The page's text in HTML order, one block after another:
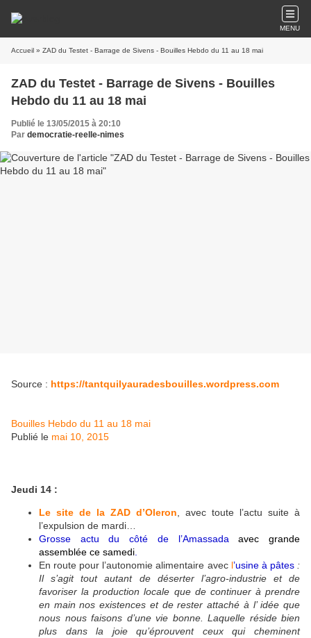
MENU
Accueil » ZAD du Testet - Barrage de Sivens - Bouilles Hebdo du 11 au 18 mai
ZAD du Testet - Barrage de Sivens - Bouilles
Hebdo du 11 au 18 mai
Publié le 13/05/2015 à 20:10
Par democratie-reelle-nimes
Source : https://tantquilyauradesbouilles.wordpress.com
Bouilles Hebdo du 11 au 18 mai
Publié le mai 10, 2015
Jeudi 14 :
Le site de la ZAD d’Oleron , avec toute l’actu suite à
l’expulsion de mardi…
Grosse actu du côté de l’Amassada
avec grande
assemblée ce samedi
En route pour l’autonomie alimentaire avec l’usine à pâtes :
Il s’agit tout autant de déserter l’agro-industrie et de
favoriser la production locale que de continuer à prendre
en main nos existences et de rester attaché à l’ idée que
nous nous faisons d’une vie bonne. Laquelle réside bien
plus dans la joie qu’éprouvent ceux qui cheminent